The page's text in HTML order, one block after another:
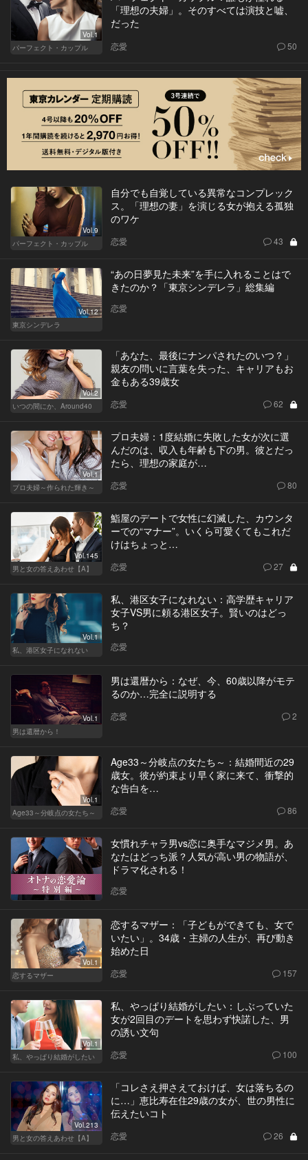
Vol.1
パーフェクト・カップル
「理想の夫婦」。そのすべては演技と嘘、
だった
恋愛 50
Vol.9
パーフェクト・カップル
自分でも自覚している異常なコンプレック
ス。「理想の妻」を演じる女が抱える孤独
のワケ
恋愛 43
Vol.12
東京シンデレラ
“あの日夢見た未来”を手に入れることはで
きたのか？「東京シンデレラ」総集編
恋愛
Vol.2
いつの間にか、Around40
「あなた、最後にナンパされたのいつ？」
親友の問いに言葉を失った、キャリアもお
金もある39歳女
恋愛 62
Vol.1
プロ夫婦～作られた輝き～
プロ夫婦：1度結婚に失敗した女が次に選
んだのは、収入も年齢も下の男。彼とだっ
たら、理想の家庭が…
恋愛 80
Vol.145
男と女の答えあわせ【A】
鮨屋のデートで女性に幻滅した、カウンタ
ーでの“マナー”。いくら可愛くてもこれだ
けはちょっと…
恋愛 27
Vol.1
私、港区女子になれない
私、港区女子になれない：高学歴キャリア
女子VS男に頼る港区女子。賢いのはどっ
ち？
恋愛
Vol.1
男は還暦から！
男は還暦から：なぜ、今、60歳以降がモテ
るのか…完全に説明する
恋愛 2
Vol.1
Age33～分岐点の女たち～
Age33～分岐点の女たち～：結婚間近の29
歳女。彼が約束より早く家に来て、衝撃的
な告白を…
恋愛 86
女慣れチャラ男vs恋に奥手なマジメ男。あ
なたはどっち派？人気が高い男の物語が、
ドラマ化される！
恋愛
Vol.1
恋するマザー
恋するマザー：「子どもができても、女で
いたい」。34歳・主婦の人生が、再び動き
始めた日
恋愛 157
Vol.1
私、やっぱり結婚がしたい
私、やっぱり結婚がしたい：しぶっていた
女が2回目のデートを思わず快諾した、男
の誘い文句
恋愛 100
Vol.213
男と女の答えあわせ【A】
「コレさえ押さえておけば、女は落ちるの
に…」恵比寿在住29歳の女が、世の男性に
伝えたいコト
恋愛 26